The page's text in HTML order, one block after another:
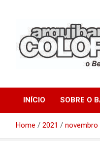
INÍCIO SOBRE O
Home 2021 novembro